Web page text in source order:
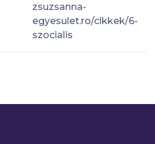
zsuzsanna-
egyesulet.ro/cikkek/6-
szocialis